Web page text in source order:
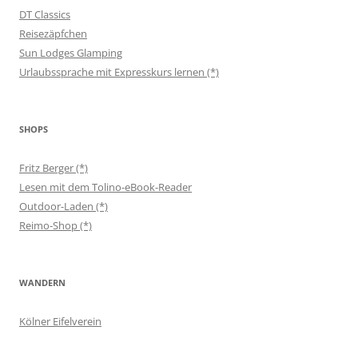
DT Classics
Reisezäpfchen
Sun Lodges Glamping
Urlaubssprache mit Expresskurs lernen (*)
SHOPS
Fritz Berger (*)
Lesen mit dem Tolino-eBook-Reader
Outdoor-Laden (*)
Reimo-Shop (*)
WANDERN
Kölner Eifelverein